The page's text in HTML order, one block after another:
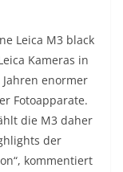
Leica M3 black
Kameras in
enormer
Fotoapparate.
die M3 daher
der
kommentiert